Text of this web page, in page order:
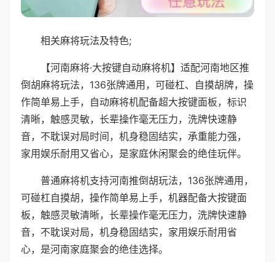
相关麻将玩法及特色;
【河南麻将·大按键自动麻将机】适配河南地区推
倒胡麻将玩法，136张牌通用，可碰杠、自摸胡牌，操
作简单易上手，自动麻将机配备超大按键面板，标识
清晰，触感灵敏，长辈操作毫无压力，洗牌快速静
音，不耽误对局时间，机身稳固结实，承重能力强，
家用娱乐耐用又省心，是家庭休闲聚会的绝佳玩伴。
普通麻将机支持河南推倒胡玩法，136张牌通用，
可碰杠自摸胡，操作简单易上手，机器配备大按键面
板，触感灵敏清晰，长辈操作毫无压力，洗牌快速静
音，不耽误对局，机身稳固结实，家用娱乐耐用省
心，是河南家庭聚会的绝佳选择。